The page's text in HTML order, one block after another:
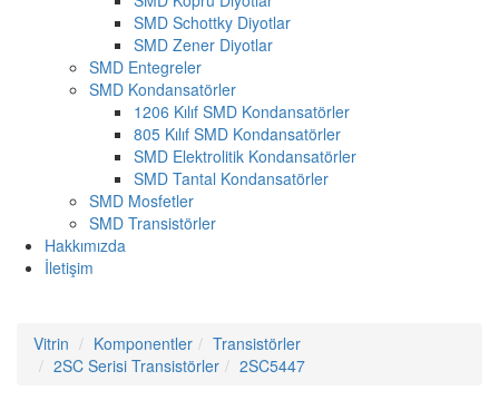
SMD Schottky Diyotlar
SMD Zener Diyotlar
SMD Entegreler
SMD Kondansatörler
1206 Kılıf SMD Kondansatörler
805 Kılıf SMD Kondansatörler
SMD Elektrolitik Kondansatörler
SMD Tantal Kondansatörler
SMD Mosfetler
SMD Transistörler
Hakkımızda
İletişim
Vitrin Komponentler
Transistörler
2SC Serisi Transistörler
2SC5447